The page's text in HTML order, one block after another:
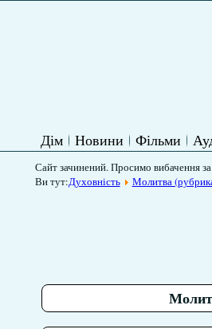
Дім Новини Фільми
Сайт зачинений. Просимо вибачення
Ви тут:Духовність Молитва